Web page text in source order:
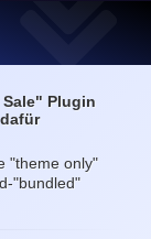
Plugin
"theme only"
"bundled"